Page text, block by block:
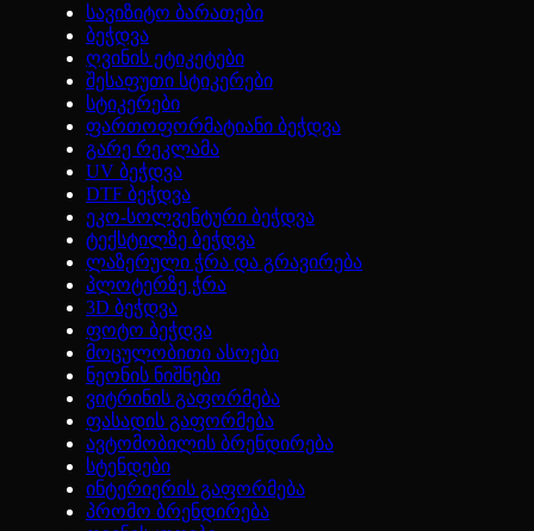
სავიზიტო ბარათები
ბეჭდვა
ღვინის ეტიკეტები
შესაფუთი სტიკერები
სტიკერები
ფართოფორმატიანი ბეჭდვა
გარე რეკლამა
UV ბეჭდვა
DTF ბეჭდვა
ეკო-სოლვენტური ბეჭდვა
ტექსტილზე ბეჭდვა
ლაზერული ჭრა და გრავირება
პლოტერზე ჭრა
3D ბეჭდვა
ფოტო ბეჭდვა
მოცულობითი ასოები
ნეონის ნიშნები
ვიტრინის გაფორმება
ფასადის გაფორმება
ავტომობილის ბრენდირება
სტენდები
ინტერიერის გაფორმება
პრომო ბრენდირება